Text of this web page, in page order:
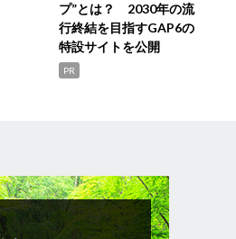
プ”とは？ 2030年の流
行終結を目指すGAP6の
特設サイトを公開
PR